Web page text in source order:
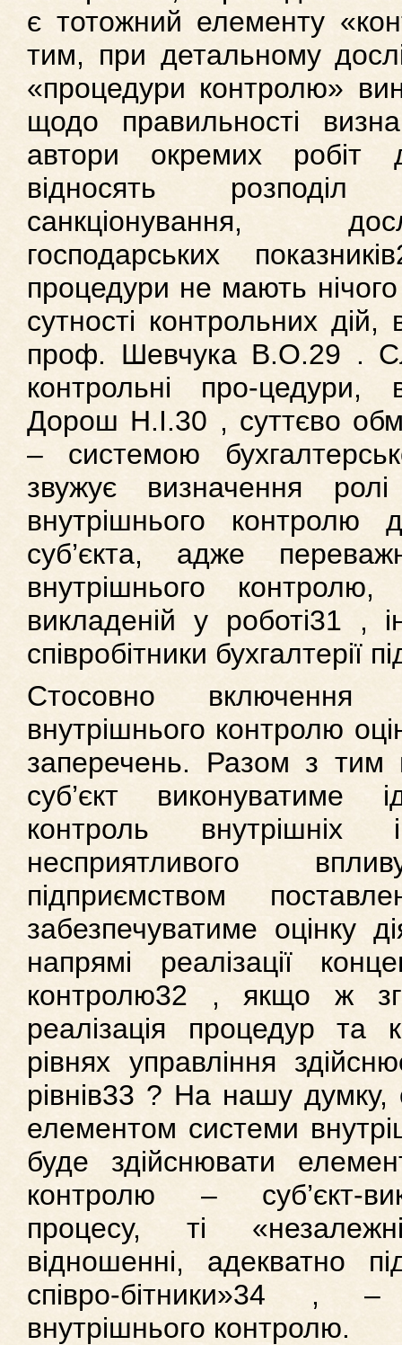
є тотожний елементу
тим, при детальному
«процедури контролю»
щодо правильності
автори окремих робіт
відносять розподіл
санкціонування,
господарських
процедури не мають
сутності контрольних
проф. Шевчука В.О.29 .
контрольні про-цедури,
Дорош Н.І.30 , суттєво
– системою
звужує визначення
внутрішнього контролю
суб’єкта, адже
внутрішнього контролю,
викладеній у роботі31 ,
співробітники бухгалтерії
Стосовно
внутрішнього контролю
заперечень. Разом з тим
суб’єкт виконуватиме
контроль внутрішніх
несприятливого
підприємством
забезпечуватиме оцінку
напрямі реалізації
контролю32 , якщо ж
реалізація процедур та
рівнях управління
рівнів33 ? На нашу думку,
елементом системи
буде здійснювати
контролю – суб’єкт-
процесу, ті
відношенні, адекватно
співро-бітники»34 , –
внутрішнього контролю.